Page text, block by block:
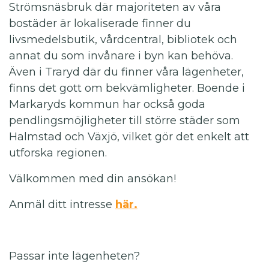
Strömsnäsbruk där majoriteten av våra
bostäder är lokaliserade finner du
livsmedelsbutik, vårdcentral, bibliotek och
annat du som invånare i byn kan behöva.
Även i Traryd där du finner våra lägenheter,
finns det gott om bekvämligheter. Boende i
Markaryds kommun har också goda
pendlingsmöjligheter till större städer som
Halmstad och Växjö, vilket gör det enkelt att
utforska regionen.
Välkommen med din ansökan!
Anmäl ditt intresse här.
Passar inte lägenheten?